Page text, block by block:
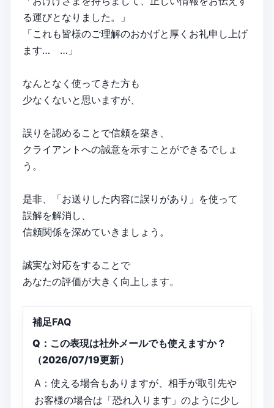
る運びとなりました。」
「これも皆様のご理解のおかげと厚くお礼申し上げ
ます… …」
なんとなく使ってきた方も
少なくないと思いますが、
誤りを認めることで信頼を築き、
クライアントへの誠意を示すことができるでしょ
う。
是非、「お送りした内容に誤りがあり」を使って
誤解を解消し、
信頼関係を深めていきましょう。
誠実な対応をすることで
あなたの評価が大きく向上します。
補足FAQ
Q：この表現は社外メールでも使えますか？
（2026/07/19更新）
A：使える場合もありますが、相手が取引先や
お客様の場合は「恐れ入ります」のように少し